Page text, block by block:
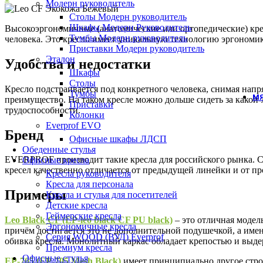
Модерн руководитель
Столы Модерн руководитель
Шкафы Модерн Руководитель
Тумбы Модерн руководитель
Приставки Модерн руководитель
Эталон
Шкафы
Столы
Тумбы
Приставки
Колонки
Everprof EVO
Офисные шкафы ЛДСП
Обеденные стулья
Офисные кресла
Кресла руководителя
Кресла для персонала
Кресла и стулья для посетителей
Детские кресла
Геймерские кресла
Эргономичные кресла
Серия WOOD (ВУД) Everprof
Премиум кресла
Офисные стулья
Высокоэргономичные (анатомические или ортопедические)
человека. Это кресло имеет уникальную технологию
Удобства и недостатки
Кресло подстраивается под конкретного человека, снимая
преимущество. На таком кресле можно дольше сидеть за
трудоспособности.
Бренд
EVERPROF производит такие кресла для российского
кресел качественно отличается от предыдущей линейки и от
Примеры
Leo Black CF (EP-leo black CF PU black) – это отличная
причём достигается это не дополнительной подушечкой, а
обивка кресла. Монолитный каркас обладает крепостью и